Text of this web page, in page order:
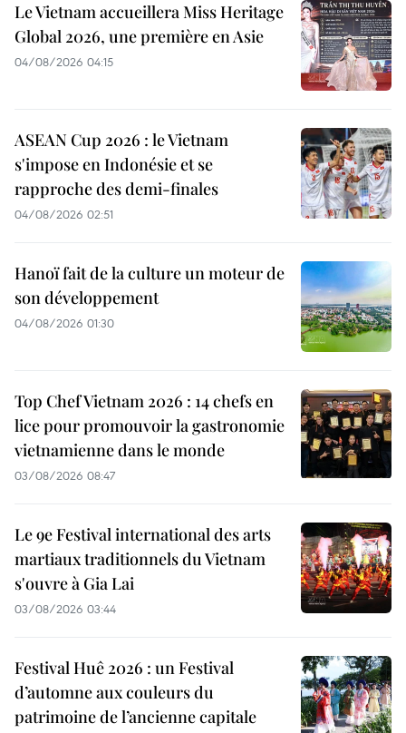
Le Vietnam accueillera Miss Heritage
Global 2026, une première en Asie
04/08/2026 04:15
ASEAN Cup 2026 : le Vietnam
s'impose en Indonésie et se
rapproche des demi-finales
04/08/2026 02:51
Hanoï fait de la culture un moteur de
son développement
04/08/2026 01:30
Top Chef Vietnam 2026 : 14 chefs en
lice pour promouvoir la gastronomie
vietnamienne dans le monde
03/08/2026 08:47
Le 9e Festival international des arts
martiaux traditionnels du Vietnam
s'ouvre à Gia Lai
03/08/2026 03:44
Festival Huê 2026 : un Festival
d’automne aux couleurs du
patrimoine de l’ancienne capitale